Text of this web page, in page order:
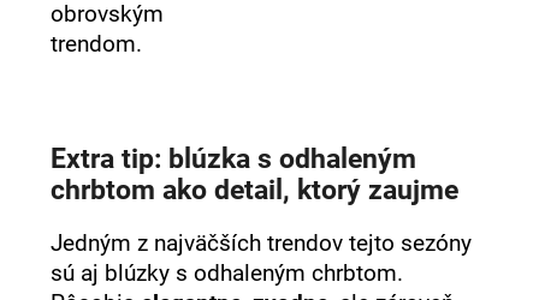
obrovským
trendom.
Extra tip: blúzka s odhaleným
chrbtom ako detail, ktorý zaujme
Jedným z najväčších trendov tejto sezóny
sú aj blúzky s odhaleným chrbtom.